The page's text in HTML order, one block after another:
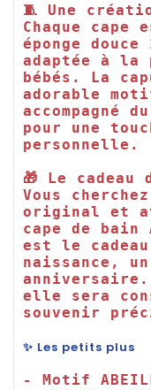
🧵 Une
Chaque cape
éponge douce
adaptée à la
bébés. La
adorable
accompagné
pour une
personnelle.
🎁 Le cadeau
Vous
original et
cape de bain
est le
naissance,
elle sera
souvenir
✨ Les petits plus
- Motif